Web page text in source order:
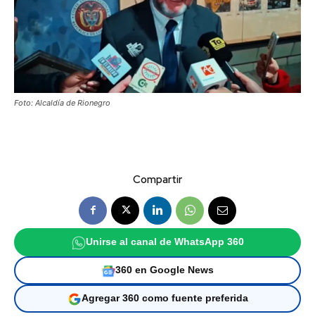
Foto: Alcaldía de Rionegro
Compartir
Unirse al canal de WhatsApp 360
360 en Google News
Agregar 360 como fuente preferida